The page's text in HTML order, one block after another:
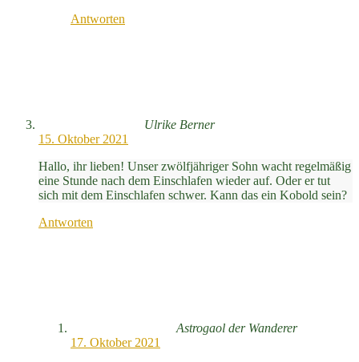
Antworten
Ulrike Berner
15. Oktober 2021
Hallo, ihr lieben! Unser zwölfjähriger Sohn wacht regelmäßig
eine Stunde nach dem Einschlafen wieder auf. Oder er tut
sich mit dem Einschlafen schwer. Kann das ein Kobold sein?
Antworten
Astrogaol der Wanderer
17. Oktober 2021